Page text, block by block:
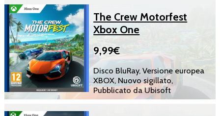
The Crew Motorfest
Xbox One
9,99€
Disco BluRay, Versione europea
XBOX, Nuovo sigillato,
Pubblicato da Ubisoft